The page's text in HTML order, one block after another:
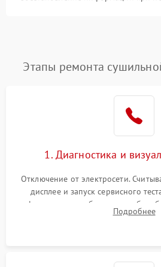
Этапы ремонта
1. Диагностика и
Отключение от электросети.
дисплее и запуск сервисного
фильтра, теплообменника и
неисправностях (не сушит, неПодробнее